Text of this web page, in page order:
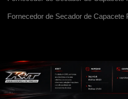
Fornecedor de Secador de Capacete